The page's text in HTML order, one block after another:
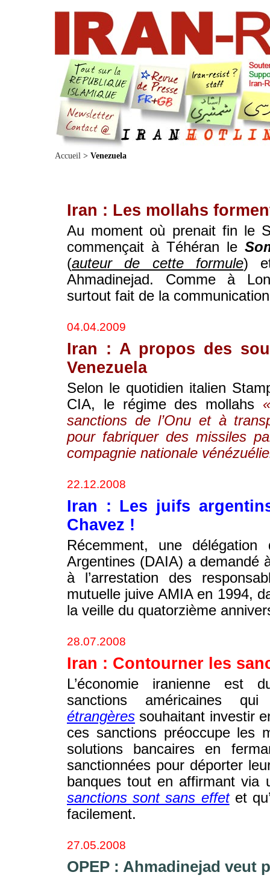
Accueil > Venezuela
Iran : Les mollahs
Au moment où prenait fin le
commençait à Téhéran le
(auteur de cette formule)
Ahmadinejad. Comme à
surtout fait de la
04.04.2009
Iran : A propos des
Venezuela
Selon le quotidien italien
CIA, le régime des mollahs
sanctions de l’Onu et à
pour fabriquer des missiles
compagnie nationale
22.12.2008
Iran : Les juifs
Chavez !
Récemment, une délégation
Argentines (DAIA) a demandé
à l’arrestation des
mutuelle juive AMIA en 1994,
la veille du quatorzième
28.07.2008
Iran : Contourner les
L’économie iranienne est
sanctions américaines
étrangères souhaitant investir
ces sanctions préoccupe les
solutions bancaires en
sanctionnées pour déporter
banques tout en affirmant via
sanctions sont sans effetet
facilement.
27.05.2008
OPEP : Ahmadinejad veut